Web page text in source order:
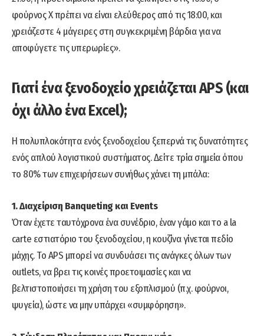
φούρνος Χ πρέπει να είναι ελεύθερος από τις 18:00, και
χρειάζεστε 4 μάγειρες στη συγκεκριμένη βάρδια για να
αποφύγετε τις υπερωρίες».
Γιατί ένα ξενοδοχείο χρειάζεται APS (και
όχι άλλο ένα Excel);
Η πολυπλοκότητα ενός ξενοδοχείου ξεπερνά τις δυνατότητες
ενός απλού λογιστικού συστήματος. Δείτε τρία σημεία όπου
το 80% των επιχειρήσεων συνήθως χάνει τη μπάλα:
1. Διαχείριση Banqueting και Events
Όταν έχετε ταυτόχρονα ένα συνέδριο, έναν γάμο και το a la
carte εστιατόριο του ξενοδοχείου, η κουζίνα γίνεται πεδίο
μάχης. Το APS μπορεί να συνδυάσει τις ανάγκες όλων των
outlets, να βρει τις κοινές προετοιμασίες και να
βελτιστοποιήσει τη χρήση του εξοπλισμού (π.χ. φούρνοι,
ψυγεία), ώστε να μην υπάρχει «συμφόρηση».